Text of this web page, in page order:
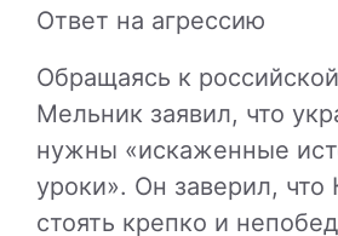
Ответ на агрессию
Обращаясь к
Мельник заявил, что
нужны «искаженные
уроки». Он заверил, что
стоять крепко и